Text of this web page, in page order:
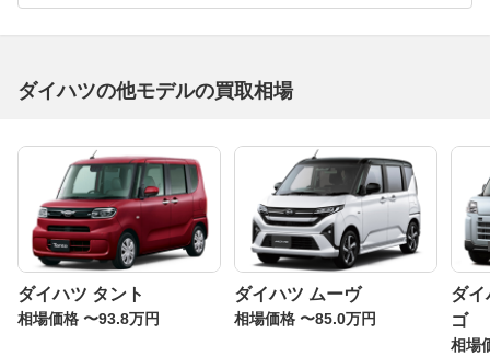
ダイハツの他モデルの買取相場
ダイハツ タント
相場価格 〜93.8万円
ダイハツ ムーヴ
相場価格 〜85.0万円
ダイ
ゴ
相場